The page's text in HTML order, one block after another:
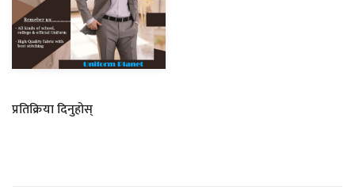
प्रतिक्रिया दिनुहोस्